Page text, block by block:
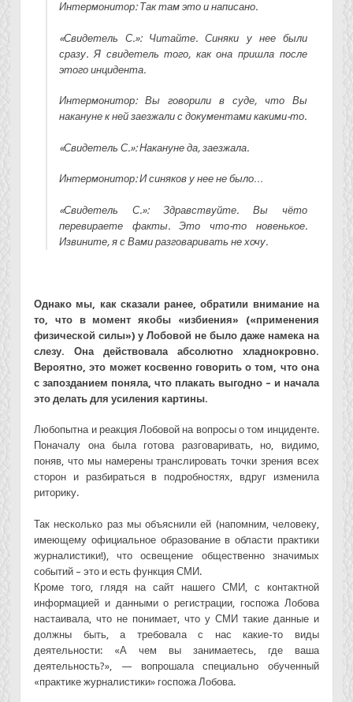
Интермонитор: Так там это и написано.
«Свидетель С.»: Читайте. Синяки у нее были
сразу. Я свидетель того, как она пришла после
этого инцидента.
Интермонитор: Вы говорили в суде, что Вы
накануне к ней заезжали с документами какими-то.
«Свидетель С.»: Накануне да, заезжала.
Интермонитор: И синяков у нее не было…
«Свидетель С.»: Здравствуйте. Вы чёто
перевираете факты. Это что-то новенькое.
Извините, я с Вами разговаривать не хочу.
Однако мы, как сказали ранее, обратили внимание на
то, что в момент якобы «избиения» («применения
физической силы») у Лобовой не было даже намека на
слезу. Она действовала абсолютно хладнокровно.
Вероятно, это может косвенно говорить о том, что она
с запозданием поняла, что плакать выгодно – и начала
это делать для усиления картины.
Любопытна и реакция Лобовой на вопросы о том инциденте.
Поначалу она была готова разговаривать, но, видимо,
поняв, что мы намерены транслировать точки зрения всех
сторон и разбираться в подробностях, вдруг изменила
риторику.
Так несколько раз мы объяснили ей (напомним, человеку,
имеющему официальное образование в области практики
журналистики!), что освещение общественно значимых
событий – это и есть функция СМИ.
Кроме того, глядя на сайт нашего СМИ, с контактной
информацией и данными о регистрации, госпожа Лобова
настаивала, что не понимает, что у СМИ такие данные и
должны быть, а требовала с нас какие-то виды
деятельности: «А чем вы занимаетесь, где ваша
деятельность?», — вопрошала специально обученный
«практике журналистики» госпожа Лобова.